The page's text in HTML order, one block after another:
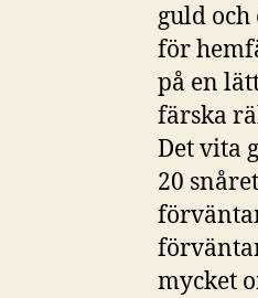
guld
för
på en
färska
Det vita
20
mycket